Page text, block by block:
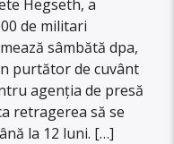
Hegseth, a
de militari
sâmbătă dpa,
purtător de cuvânt
agenția de presă
retragerea să se
la 12 luni. […]